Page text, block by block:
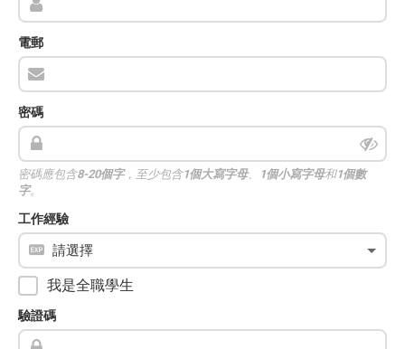
電郵
密碼
密碼應包含8-20個字，至少包含1個大寫字母、 1個小寫字母和1個數
字。
工作經驗
我是全職學生
驗證碼